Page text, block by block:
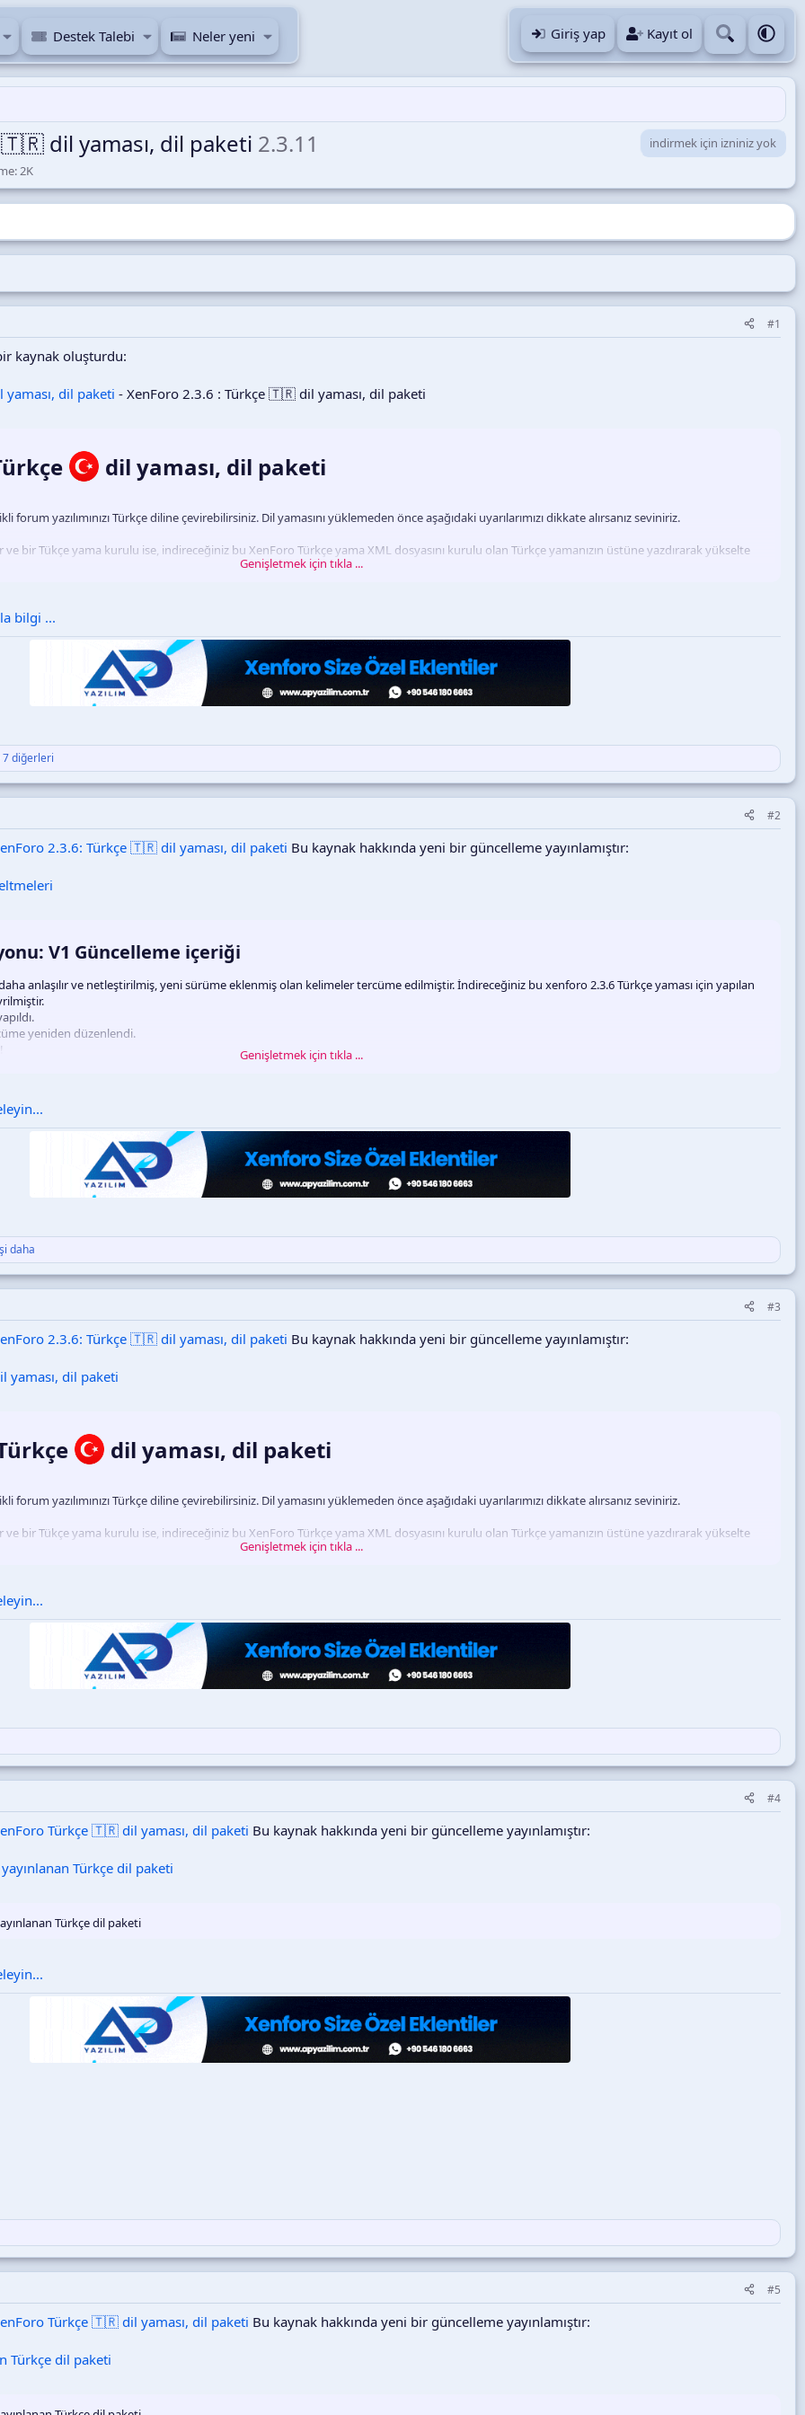
Destek Talebi Neler yeni Giriş yap Kayıt ol
dil yaması, dil paketi 2.3.11
indirmek için izniniz yok
G
ö
r
e
2K
#1
bir kaynak oluşturdu:
dil paketi - XenForo 2.3.6 : Türkçe 🇹🇷 dil yaması, dil paketi
dil yaması, dil paketi​
forum yazılımınızı Türkçe diline çevirebilirsiniz. Dil yamasını yüklemeden önce aşağıdaki uyarılarımızı dikkate alırsanız seviniriz.
bir Tükçe yama kurulu ise, indireceğiniz bu XenForo Türkçe yama XML dosyasını kurulu olan Türkçe yamanızın üstüne yazdırarak yükselte
Genişletmek için tıkla ...
bilgi ...
7 diğerleri
#2
2.3.6: Türkçe 🇹🇷 dil yaması, dil paketi Bu kaynak hakkında yeni bir güncelleme yayınlamıştır:
V1 Güncelleme içeriği​
anlaşılır ve netleştirilmiş, yeni sürüme eklenmiş olan kelimeler tercüme edilmiştir. İndireceğiniz bu xenforo 2.3.6 Türkçe yaması için yapılan
yeniden düzenlendi.
Genişletmek için tıkla ...
daha
#3
2.3.6: Türkçe 🇹🇷 dil yaması, dil paketi Bu kaynak hakkında yeni bir güncelleme yayınlamıştır:
dil paketi
dil yaması, dil paketi​
forum yazılımınızı Türkçe diline çevirebilirsiniz. Dil yamasını yüklemeden önce aşağıdaki uyarılarımızı dikkate alırsanız seviniriz.
bir Tükçe yama kurulu ise, indireceğiniz bu XenForo Türkçe yama XML dosyasını kurulu olan Türkçe yamanızın üstüne yazdırarak yükselte
Genişletmek için tıkla ...
#4
Türkçe 🇹🇷 dil yaması, dil paketi Bu kaynak hakkında yeni bir güncelleme yayınlamıştır:
Türkçe dil paketi
Türkçe dil paketi
#5
Türkçe 🇹🇷 dil yaması, dil paketi Bu kaynak hakkında yeni bir güncelleme yayınlamıştır:
Türkçe dil paketi